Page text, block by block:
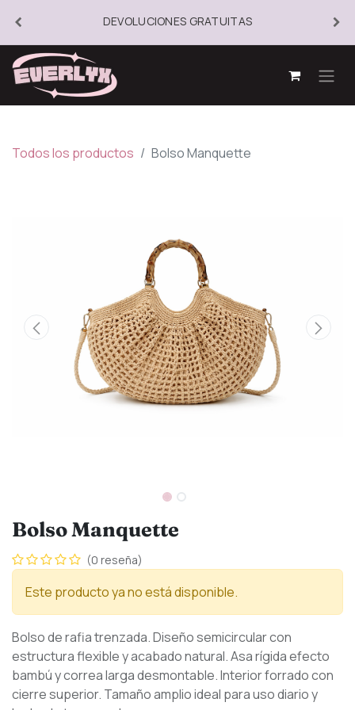
DEVOLUCIONES GRATUITAS
Todos los productos Bolso Manquette
Bolso Manquette
(0 reseña)
Este producto ya no está disponible.
Bolso de rafia trenzada. Diseño semicircular con
estructura flexible y acabado natural. Asa rígida efecto
bambú y correa larga desmontable. Interior forrado con
cierre superior. Tamaño amplio ideal para uso diario y